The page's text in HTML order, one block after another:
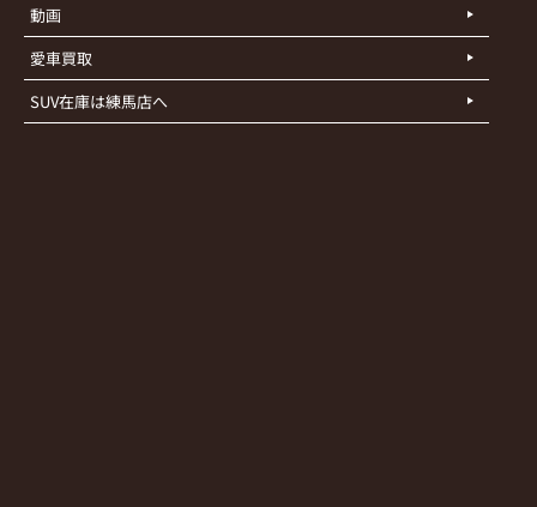
動画
愛車買取
SUV在庫は練馬店へ